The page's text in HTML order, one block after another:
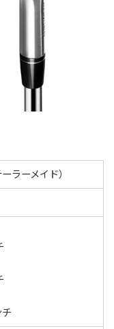
ラーメイド）
チ